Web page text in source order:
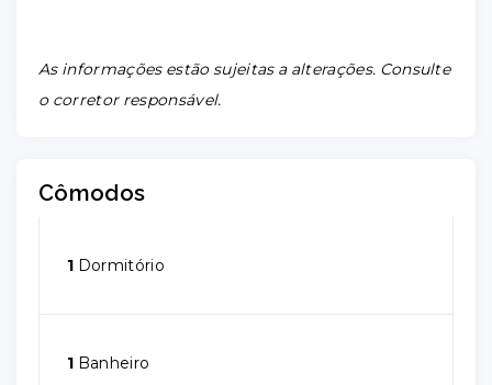
As informações estão sujeitas a alterações. Consulte
o corretor responsável.
Cômodos
1 Dormitório
1 Banheiro